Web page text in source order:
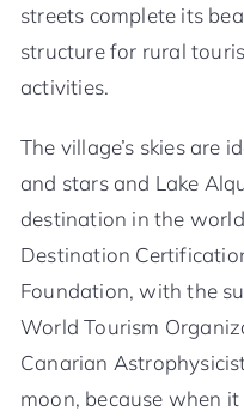
streets complete its
structure for rural
activities.
The village’s skies are
and stars and Lake
destination in the
Destination
Foundation, with the
World Tourism
Canarian
moon, because when